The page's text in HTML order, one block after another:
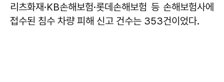
리츠화재·KB손해보험·롯데손해보험 등 손해보험사에
접수된 침수 차량 피해 신고 건수는 353건이었다.